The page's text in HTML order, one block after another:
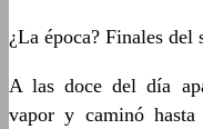
¿La época? Finales
A las doce del día
vapor y caminó